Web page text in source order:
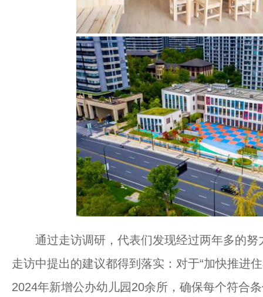
通过走访调研，代表们发现经过两年多的努
走访中提出的建议都得到落实：对于“加快推进
2024年新增公办幼儿园20余所，确保每个符合